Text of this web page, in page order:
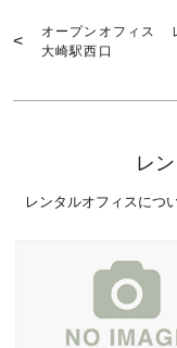
オープンオフィス
大崎駅西口
レ
レンタルオフィスにつ